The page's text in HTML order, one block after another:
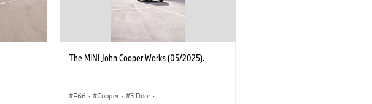
The MINI John Cooper Works (05/2025).
F66 · Cooper · 3 Door ·